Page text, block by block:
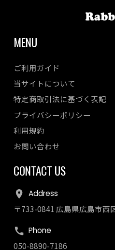
MENU
ご利用ガイド
当サイトについて
特定商取引法に基づく表記
プライバシーポリシー
利用規約
お問い合わせ
CONTACT US
Address
〒733-0841 広島県広島市西
Phone
050-8890-7186